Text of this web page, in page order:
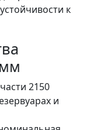
к
2150
и